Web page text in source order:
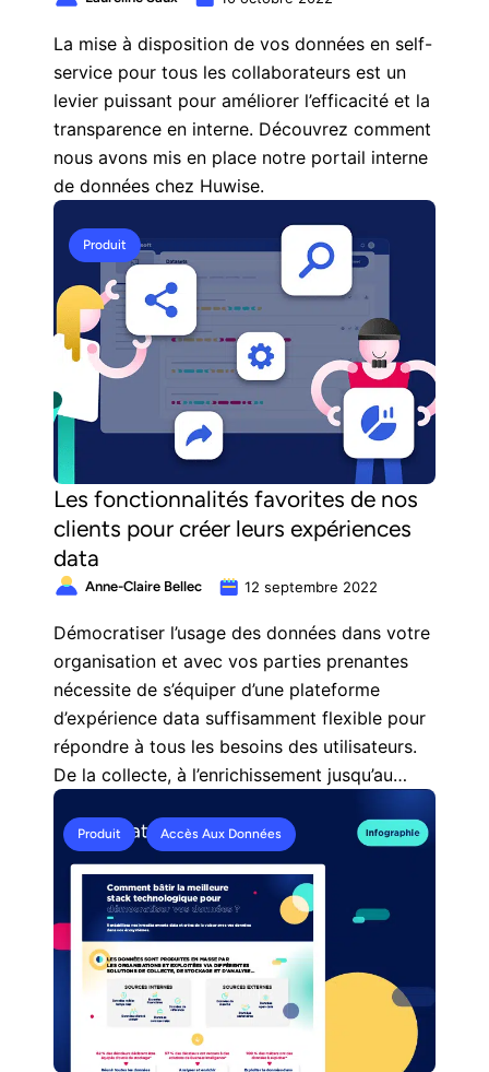
La mise à disposition de vos données en self-
service pour tous les collaborateurs est un
levier puissant pour améliorer l’efficacité et la
transparence en interne. Découvrez comment
nous avons mis en place notre portail interne
de données chez Huwise.
Produit
Les fonctionnalités favorites de nos
clients pour créer leurs expériences
data
Anne-Claire Bellec 12 septembre 2022
Démocratiser l’usage des données dans votre
organisation et avec vos parties prenantes
nécessite de s’équiper d’une plateforme
d’expérience data suffisamment flexible pour
répondre à tous les besoins des utilisateurs.
De la collecte, à l’enrichissement jusqu’au
partage, il existe des fonctionnalités
permettant de valoriser toute la chaîne de
valeur de vos données.
Produit Accès Aux Données